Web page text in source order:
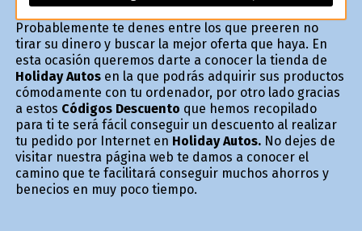
Probablemente te defines entre los que prefieren no
tirar su dinero y buscar la mejor oferta que haya. En
esta ocasión queremos darte a conocer la tienda de
Holiday Autosen la que podrás adquirir sus productos
cómodamente con tu ordenador, por otro lado gracias
a estos Códigos Descuento que hemos recopilado
para ti te será fácil conseguir un descuento al realizar
tu pedido por Internet en Holiday Autos.No dejes de
visitar nuestra página web te damos a conocer el
camino que te facilitará conseguir muchos ahorros y
beneficios en muy poco tiempo.